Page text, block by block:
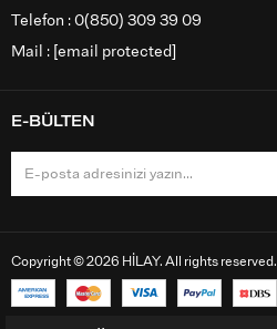
Telefon : 0(850) 309 39 09
Mail : [email protected]
E-BÜLTEN
Copyright © 2026 HİLAY. All rights reserved.